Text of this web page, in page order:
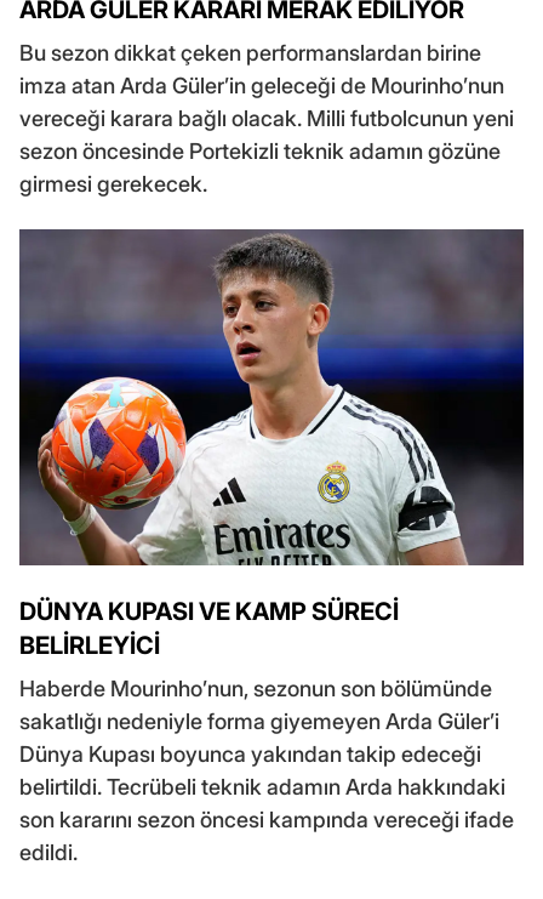
ARDA GÜLER KARARI MERAK EDİLİYOR
Bu sezon dikkat çeken performanslardan birine
imza atan Arda Güler’in geleceği de Mourinho’nun
vereceği karara bağlı olacak. Milli futbolcunun yeni
sezon öncesinde Portekizli teknik adamın gözüne
girmesi gerekecek.
DÜNYA KUPASI VE KAMP SÜRECİ
BELİRLEYİCİ
Haberde Mourinho’nun, sezonun son bölümünde
sakatlığı nedeniyle forma giyemeyen Arda Güler’i
Dünya Kupası boyunca yakından takip edeceği
belirtildi. Tecrübeli teknik adamın Arda hakkındaki
son kararını sezon öncesi kampında vereceği ifade
edildi.